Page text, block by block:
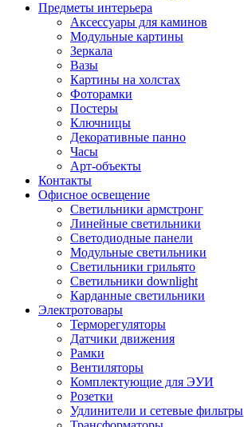
Предметы интерьера
Аксессуары для каминов
Модульные картины
Зеркала
Вазы
Картины на холстах
Фоторамки
Постеры
Ключницы
Декоративные панно
Часы
Арт-объекты
Контакты
Офисное освещение
Светильники армстронг
Линейные светильники
Светодиодные панели
Модульные светильники
Светильники грильято
Светильники downlight
Карданные светильники
Электротовары
Терморегуляторы
Датчики движения
Рамки
Вентиляторы
Комплектующие для ЭУИ
Розетки
Удлинители и сетевые фильтры